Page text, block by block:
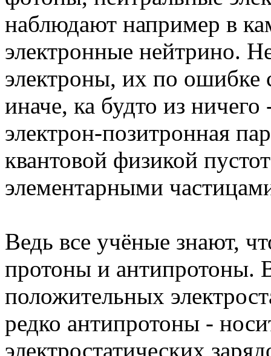
наблюдают например в
электронные нейтрино.
электроны, их по ошибке
иначе, ка будто из
электрон-позитронная
квантовой физикой
элементарными
Ведь все учёные знают,
протоны и антипротоны.
положительных
редко антипротоны -
электростатических